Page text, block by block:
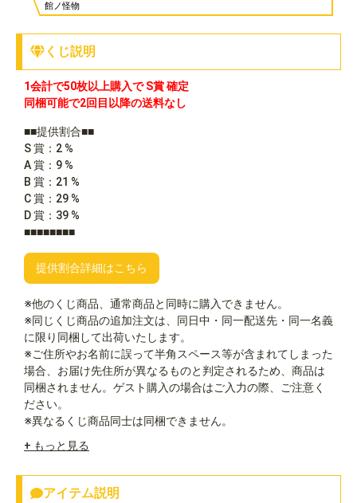
館ノ怪物
くじ説明
1会計で50枚以上購入で S賞 確定
同梱可能で2回目以降の送料なし
■■提供割合■■
S 賞：2 %
A 賞：9 %
B 賞：21 %
C 賞：29 %
D 賞：39 %
■■■■■■■■
提供割合詳細はこちら
※他のくじ商品、通常商品と同時に購入できません。
※同じくじ商品の追加注文は、同日中・同一配送先・同一名義
に限り同梱して出荷いたします。
※ご住所やお名前に誤って半角スペース等が含まれてしまった
場合、お届け先住所が異なるものと判定されるため、商品は
同梱されません。ゲスト購入の場合はご入力の際、ご注意く
ださい。
※異なるくじ商品同士は同梱できません。
+ もっと見る
アイテム説明